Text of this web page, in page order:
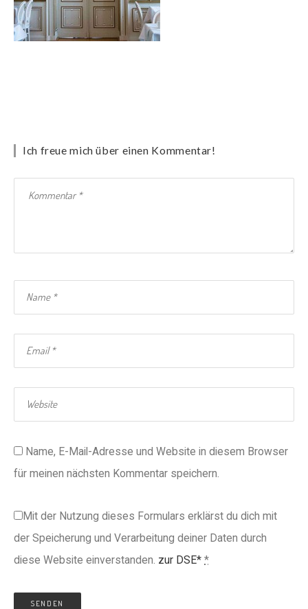
Ich freue mich über einen Kommentar!
Name, E-Mail-Adresse und Website in diesem Browser
für meinen nächsten Kommentar speichern.
Mit der Nutzung dieses Formulars erklärst du dich mit
der Speicherung und Verarbeitung deiner Daten durch
diese Website einverstanden. zur DSE* *